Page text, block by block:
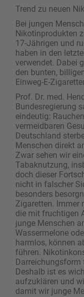
Trend zu neuen
Bei jungen
Nikotinprodukten
17-Jährigen und
haben in den
verwendet. Dabei
den bunten,
Einweg-E-
Prof. Dr. med.
Bundesregierung
eindeutig:
vermeidbaren
Deutschland
Menschen direkt
Zwar sehen wir
Tabaknutzung,
doch dieser
nicht in falscher
besonders
Zigaretten. Immer
die mit fruchtigen
junge Menschen
Wassermelone
harmlos, können
führen.
Darreichungsform
Deshalb ist es
aufzuklären und
damit wir junge